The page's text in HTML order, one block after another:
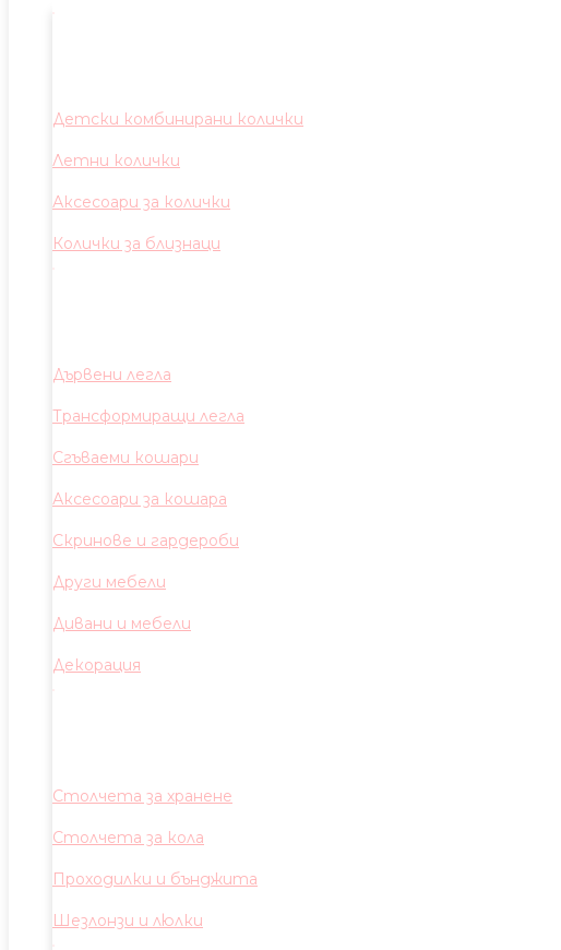
Детски комбинирани колички
Летни колички
Аксесоари за колички
Колички за близнаци
Дървени легла
Трансформиращи легла
Сгъваеми кошари
Аксесоари за кошара
Скринове и гардероби
Други мебели
Дивани и мебели
Декорация
Столчета за хранене
Столчета за кола
Проходилки и бънджита
Шезлонзи и люлки